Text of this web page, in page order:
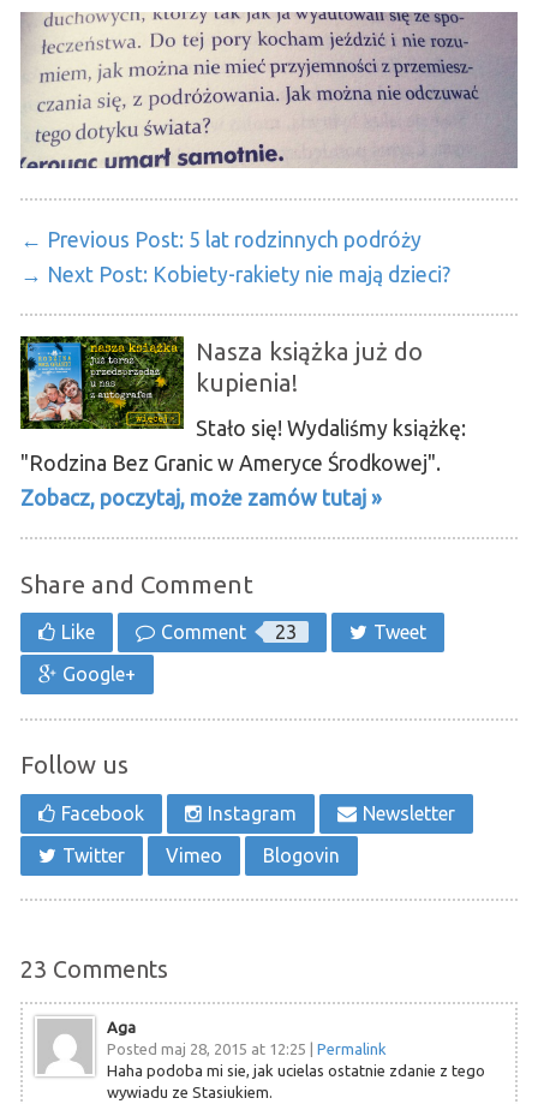
← Previous Post: 5 lat rodzinnych podróży
→ Next Post: Kobiety-rakiety nie mają dzieci?
Nasza książka już do
kupienia!
Stało się! Wydaliśmy książkę:
"Rodzina Bez Granic w Ameryce Środkowej".
Zobacz, poczytaj, może zamów tutaj »
Share and Comment
Like Comment 23
Tweet
Google+
Follow us
Facebook Instagram
Newsletter
Twitter
Vimeo Blogovin
23 Comments
Aga
Posted maj 28, 2015 at 12:25
Permalink
Haha podoba mi sie, jak ucielas ostatnie zdanie z tego
wywiadu ze Stasiukiem.